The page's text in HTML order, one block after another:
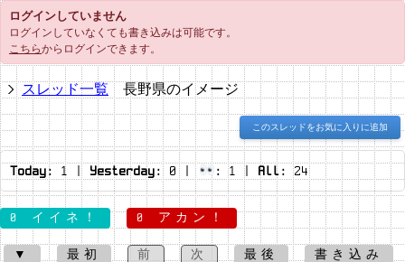
ログインしていません
ログインしていなくても書き込みは可能です。
こちらからログインできます。
スレッド一覧 長野県のイメージ
このスレッドをお気に入りに追加
Today: 1 | Yesterday:0 | : 1 | All: 24
0 イイネ！ 0 アカン！
▼ 最初 前 次 最後
書き込み